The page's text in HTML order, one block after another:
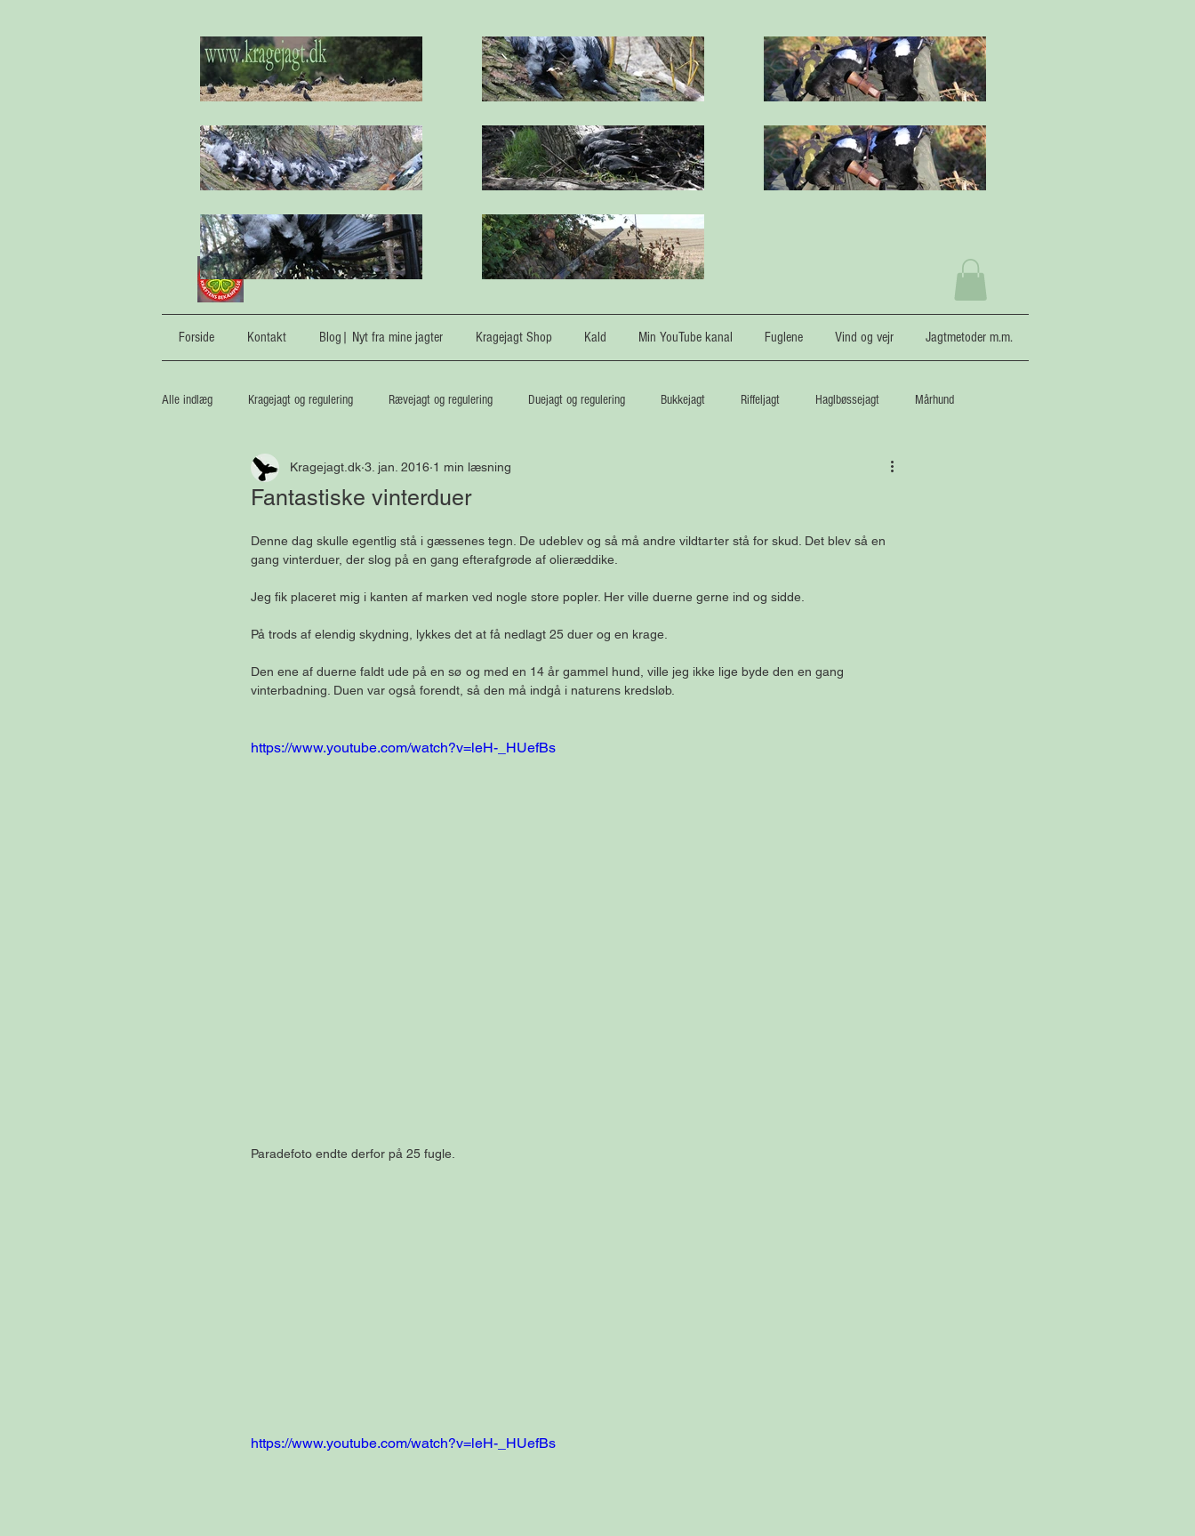
Forside Kontakt Blog| Nyt fra mine jagter Kragejagt Shop Kald Min YouTube kanal Fuglene Vind og vejr Jagtmetoder m.m.
Alle indlæg Kragejagt og regulering Rævejagt og regulering Duejagt og regulering Bukkejagt Riffeljagt Haglbøssejagt Mårhund
Medaljetrofæer Vildsvin
Fantastiske vinterduer
Kragejagt.dk 3. jan. 2016 1 min læsning
Denne dag skulle egentlig stå i gæssenes tegn. De udeblev og så må andre vildtarter stå for skud. Det blev så en
gang vinterduer, der slog på en gang efterafgrøde af olieræddike.
Jeg fik placeret mig i kanten af marken ved nogle store popler. Her ville duerne gerne ind og sidde.
På trods af elendig skydning, lykkes det at få nedlagt 25 duer og en krage.
Den ene af duerne faldt ude på en sø og med en 14 år gammel hund, ville jeg ikke lige byde den en gang
vinterbadning. Duen var også forendt, så den må indgå i naturens kredsløb.
https://www.youtube.com/watch?v=leH-_HUefBs
Paradefoto endte derfor på 25 fugle.
https://www.youtube.com/watch?v=leH-_HUefBs